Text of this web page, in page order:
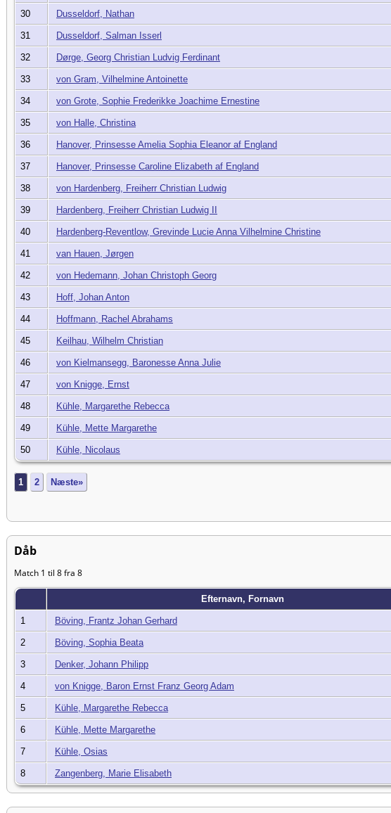
30 Dusseldorf, Nathan
31 Dusseldorf, Salman Isserl
32 Dørge, Georg Christian Ludvig Ferdinant
33 von Gram, Vilhelmine Antoinette
34 von Grote, Sophie Frederikke Joachime Ernestine
35 von Halle, Christina
36 Hanover, Prinsesse Amelia Sophia Eleanor af England
37 Hanover, Prinsesse Caroline Elizabeth af England
38 von Hardenberg, Freiherr Christian Ludwig
39 Hardenberg, Freiherr Christian Ludwig II
40 Hardenberg-Reventlow, Grevinde Lucie Anna Vilhelmine Christine
41 van Hauen, Jørgen
42 von Hedemann, Johan Christoph Georg
43 Hoff, Johan Anton
44 Hoffmann, Rachel Abrahams
45 Keilhau, Wilhelm Christian
46 von Kielmansegg, Baronesse Anna Julie
47 von Knigge, Ernst
48 Kühle, Margarethe Rebecca
49 Kühle, Mette Margarethe
50 Kühle, Nicolaus
1 2 Næste»
Dåb
Match 1 til 8 fra 8
Efternavn, Fornavn
1 Böving, Frantz Johan Gerhard
2 Böving, Sophia Beata
3 Denker, Johann Philipp
4 von Knigge, Baron Ernst Franz Georg Adam
5 Kühle, Margarethe Rebecca
6 Kühle, Mette Margarethe
7 Kühle, Osias
8 Zangenberg, Marie Elisabeth